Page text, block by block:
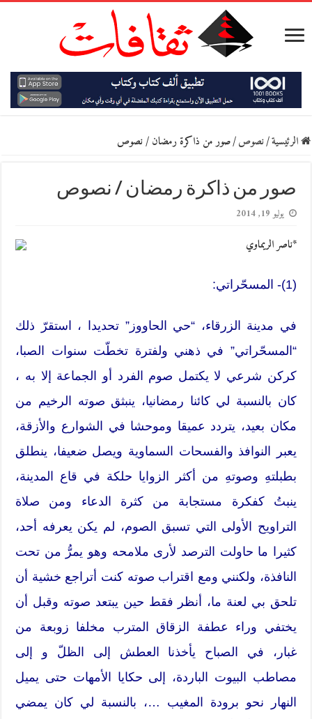
الرئيسية/نصوص/صور من ذاكرة رمضان / نصوص
صور من ذاكرة رمضان / نصوص
يوليو 19, 2014
*ناصر الريماوي
(1)- المسحّراتي:
في مدينة الزرقاء، “حي الحاووز” تحديدا ، استقرّ ذلك
“المسحّراتي” في ذهني ولفترة تخطّت سنوات الصبا،
كركن شرعي لا يكتمل صوم الفرد أو الجماعة إلا به ،
كان بالنسبة لي كائنا رمضانيا، ينبثق صوته الرخيم من
مكان بعيد، يتردد عميقا وموحشا في الشوارع والأزقة،
يعبر النوافذ والفسحات السماوية ويصل ضعيفا، ينطلق
بطبلتهِ وصوتهِ من أكثر الزوايا حلكة في قاع المدينة،
ينبتُ كفكرة مستجابة من كثرة الدعاء ومن صلاة
التراويح الأولى التي تسبق الصوم، لم يكن يعرفه أحد،
كثيرا ما حاولت الترصد لأرى ملامحه وهو يمرُّ من تحت
النافذة، ولكنني ومع اقتراب صوته كنت أتراجع خشية أن
تلحق بي لعنة ما، أنظر فقط حين يبتعد صوته وقبل أن
يختفي وراء عطفة الزقاق المترب مخلفا زوبعة من
غبار، في الصباح يأخذنا العطش إلى الظلّ و إلى
مصاطب البيوت الباردة، إلى حكايا الأمهات حتى يميل
النهار نحو برودة المغيب …، بالنسبة لي كان يمضي